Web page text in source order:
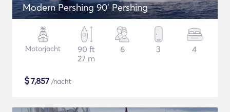
Modern Pershing 90' Pershing
Motorjacht
90 ft
27 m
6 3 4
$7,857 /nacht